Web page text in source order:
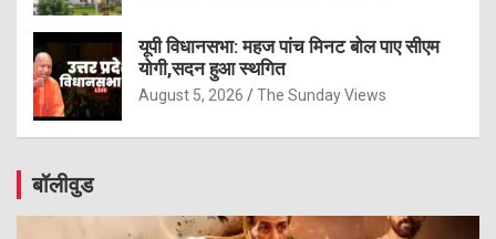
यूपी विधानसभा: महज पांच मिनट बोल पाए सीएम
योगी,सदन हुआ स्थगित
August 5, 2026 The Sunday Views
बॉलीवुड